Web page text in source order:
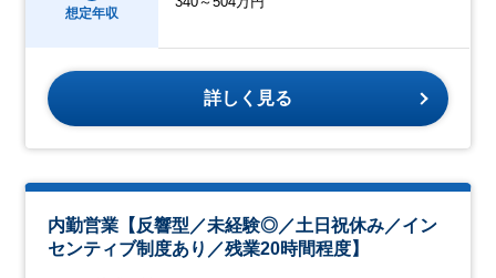
想定年収
詳しく見る
内勤営業【反響型／未経験◎／土日祝休み／イン
センティブ制度あり／残業20時間程度】